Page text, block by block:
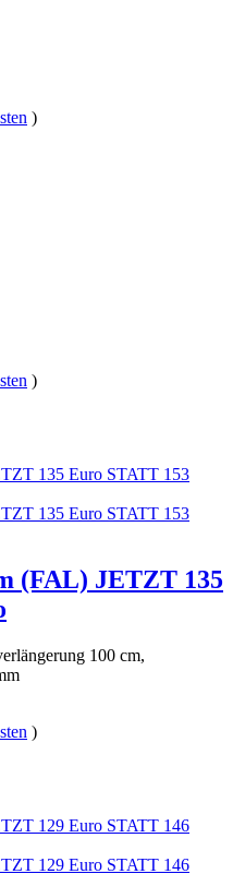
)
)
(FAL) JETZT 135
100 cm,
)